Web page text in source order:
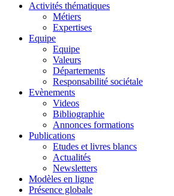
Activités thématiques
Métiers
Expertises
Equipe
Equipe
Valeurs
Départements
Responsabilité sociétale
Evènements
Videos
Bibliographie
Annonces formations
Publications
Etudes et livres blancs
Actualités
Newsletters
Modèles en ligne
Présence globale